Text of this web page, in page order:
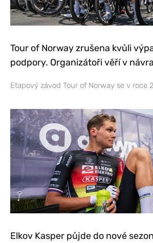
Tour of Norway zrušena kvůli
podpory. Organizátoři věří v
Etapový závod Tour of Norway se v roce
Elkov Kasper půjde do nové